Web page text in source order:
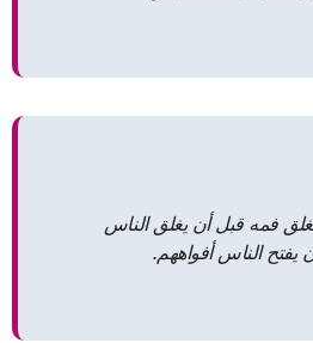
فمه قبل أن يغلق الناس
يفتح الناس أفواههم.